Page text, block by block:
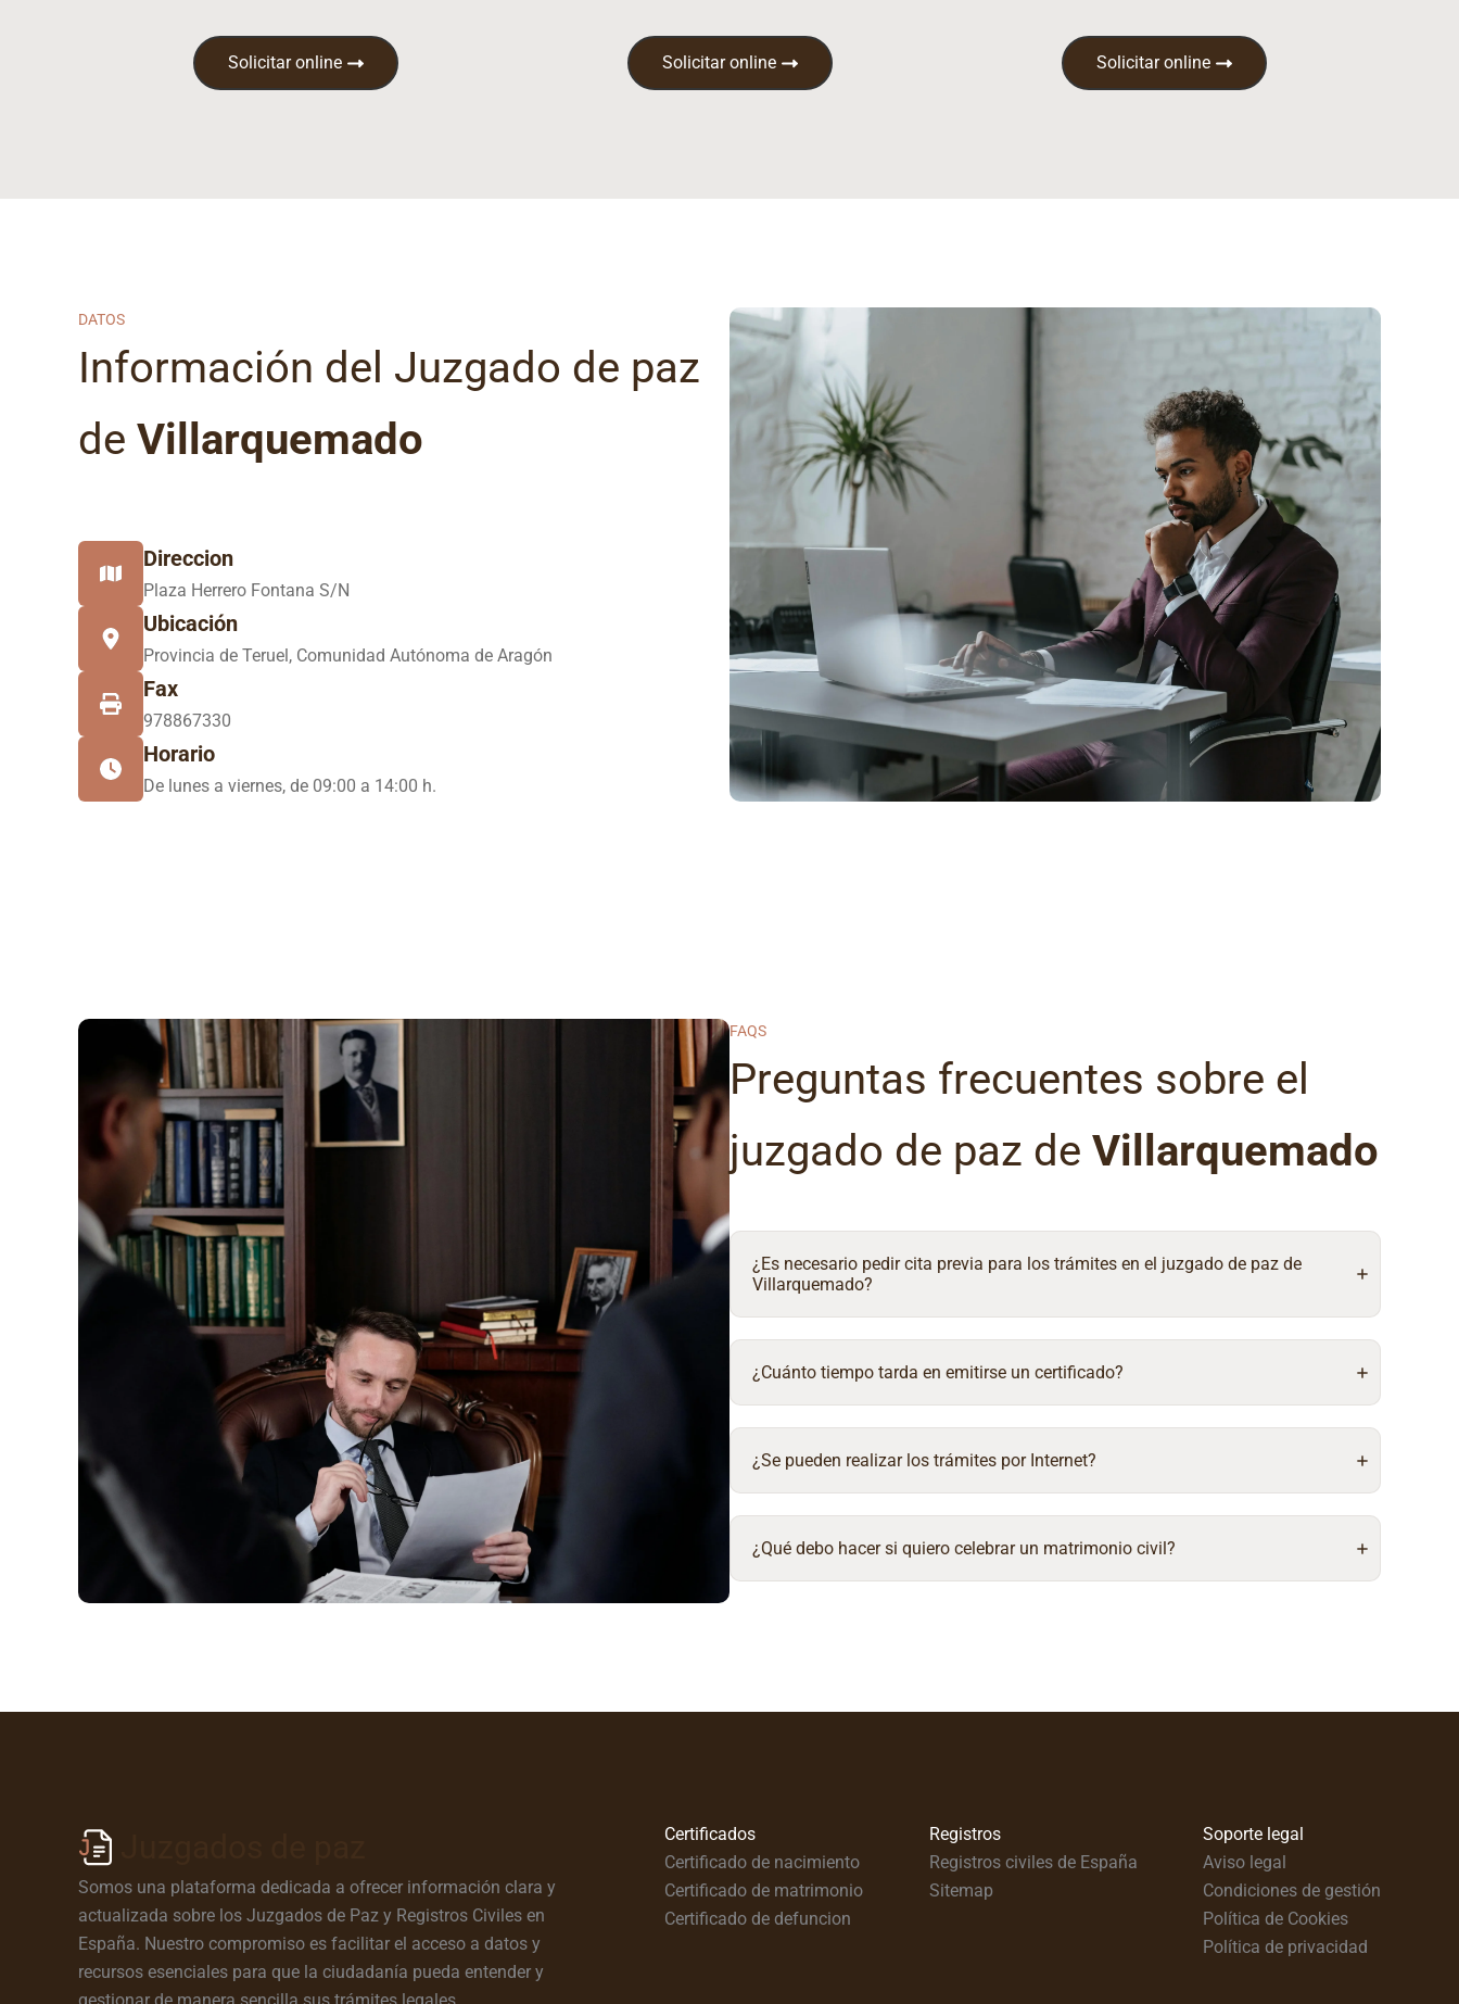
Solicitar online Solicitar online Solicitar online
DATOS
Información del Juzgado de paz
de Villarquemado
Direccion
Plaza Herrero Fontana S/N
Ubicación
Provincia de Teruel, Comunidad Autónoma de Aragón
Fax
978867330
Horario
De lunes a viernes, de 09:00 a 14:00 h.
FAQS
Preguntas frecuentes sobre el
juzgado de paz de Villarquemado
¿Es necesario pedir cita previa para los trámites en el juzgado de paz de
Villarquemado?
¿Cuánto tiempo tarda en emitirse un certificado?
¿Se pueden realizar los trámites por Internet?
¿Qué debo hacer si quiero celebrar un matrimonio civil?
Somos una plataforma dedicada a ofrecer información clara y
actualizada sobre los Juzgados de Paz y Registros Civiles en
España. Nuestro compromiso es facilitar el acceso a datos y
recursos esenciales para que la ciudadanía pueda entender y
Certificados
Certificado de nacimiento
Certificado de matrimonio
Certificado de defuncion
Registros
Registros civiles de España
Sitemap
Soporte legal
Aviso legal
Condiciones de gestión
Política de Cookies
Política de privacidad